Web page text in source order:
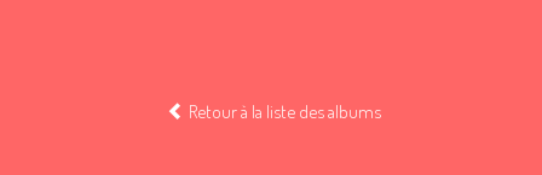
Retour à la liste des albums